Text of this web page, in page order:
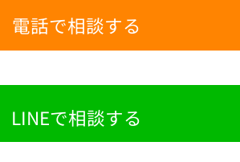
電話で相談する
LINEで相談する